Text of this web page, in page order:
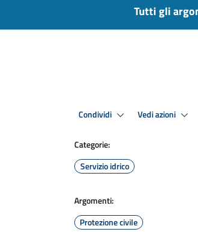
Tutti gli
Condividi Vedi azioni
Categorie:
Servizio idrico
Argomenti:
Protezione civile